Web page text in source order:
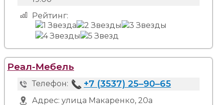
Рейтинг:
Реал-Мебель
Телефон: +7 (3537) 25‒90‒65
Адрес: улица Макаренко, 20а